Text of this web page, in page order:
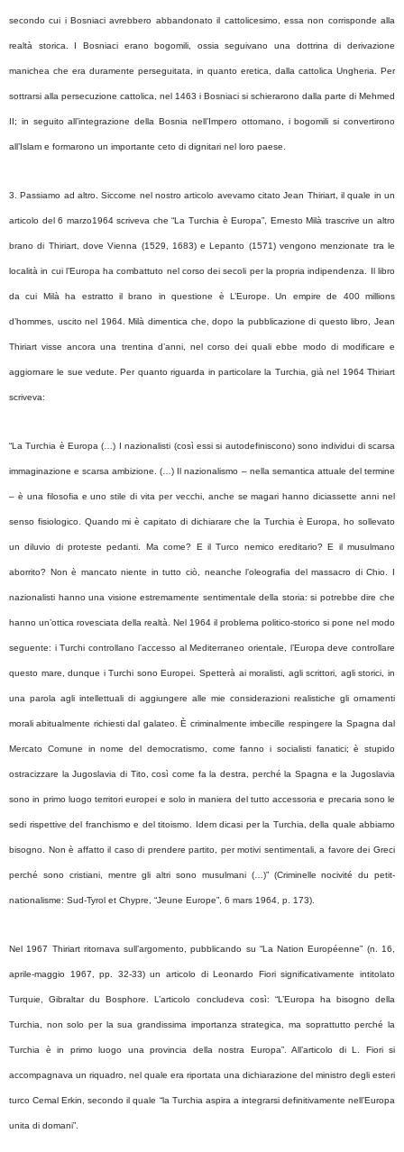
secondo cui i Bosniaci avrebbero abbandonato il cattolicesimo, essa non corrisponde alla
realtà storica. I Bosniaci erano bogomili, ossia seguivano una dottrina di derivazione
manichea che era duramente perseguitata, in quanto eretica, dalla cattolica Ungheria. Per
sottrarsi alla persecuzione cattolica, nel 1463 i Bosniaci si schierarono dalla parte di Mehmed
II; in seguito all’integrazione della Bosnia nell’Impero ottomano, i bogomili si convertirono
all’Islam e formarono un importante ceto di dignitari nel loro paese.
3. Passiamo ad altro. Siccome nel nostro articolo avevamo citato Jean Thiriart, il quale in un
articolo del 6 marzo1964 scriveva che “La Turchia è Europa”, Ernesto Milà trascrive un altro
brano di Thiriart, dove Vienna (1529, 1683) e Lepanto (1571) vengono menzionate tra le
località in cui l’Europa ha combattuto nel corso dei secoli per la propria indipendenza. Il libro
da cui Milà ha estratto il brano in questione è L’Europe. Un empire de 400 millions
d’hommes, uscito nel 1964. Milà dimentica che, dopo la pubblicazione di questo libro, Jean
Thiriart visse ancora una trentina d’anni, nel corso dei quali ebbe modo di modificare e
aggiornare le sue vedute. Per quanto riguarda in particolare la Turchia, già nel 1964 Thiriart
scriveva:
“La Turchia è Europa (…) I nazionalisti (così essi si autodefiniscono) sono individui di scarsa
immaginazione e scarsa ambizione. (…) Il nazionalismo – nella semantica attuale del termine
– è una filosofia e uno stile di vita per vecchi, anche se magari hanno diciassette anni nel
senso fisiologico. Quando mi è capitato di dichiarare che la Turchia è Europa, ho sollevato
un diluvio di proteste pedanti. Ma come? E il Turco nemico ereditario? E il musulmano
aborrito? Non è mancato niente in tutto ciò, neanche l’oleografia del massacro di Chio. I
nazionalisti hanno una visione estremamente sentimentale della storia: si potrebbe dire che
hanno un’ottica rovesciata della realtà. Nel 1964 il problema politico-storico si pone nel modo
seguente: i Turchi controllano l’accesso al Mediterraneo orientale, l’Europa deve controllare
questo mare, dunque i Turchi sono Europei. Spetterà ai moralisti, agli scrittori, agli storici, in
una parola agli intellettuali di aggiungere alle mie considerazioni realistiche gli ornamenti
morali abitualmente richiesti dal galateo. È criminalmente imbecille respingere la Spagna dal
Mercato Comune in nome del democratismo, come fanno i socialisti fanatici; è stupido
ostracizzare la Jugoslavia di Tito, così come fa la destra, perché la Spagna e la Jugoslavia
sono in primo luogo territori europei e solo in maniera del tutto accessoria e precaria sono le
sedi rispettive del franchismo e del titoismo. Idem dicasi per la Turchia, della quale abbiamo
bisogno. Non è affatto il caso di prendere partito, per motivi sentimentali, a favore dei Greci
perché sono cristiani, mentre gli altri sono musulmani (…)” (Criminelle nocivité du petit-
nationalisme: Sud-Tyrol et Chypre, “Jeune Europe”, 6 mars 1964, p. 173).
Nel 1967 Thiriart ritornava sull’argomento, pubblicando su “La Nation Européenne” (n. 16,
aprile-maggio 1967, pp. 32-33) un articolo di Leonardo Fiori significativamente intitolato
Turquie, Gibraltar du Bosphore. L’articolo concludeva così: “L’Europa ha bisogno della
Turchia, non solo per la sua grandissima importanza strategica, ma soprattutto perché la
Turchia è in primo luogo una provincia della nostra Europa”. All’articolo di L. Fiori si
accompagnava un riquadro, nel quale era riportata una dichiarazione del ministro degli esteri
turco Cemal Erkin, secondo il quale “la Turchia aspira a integrarsi definitivamente nell’Europa
unita di domani”.